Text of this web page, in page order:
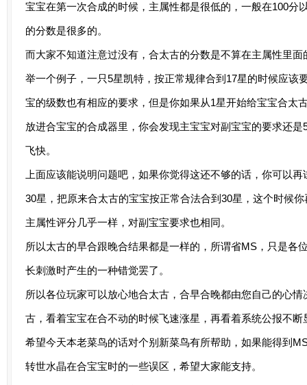
宝宝在第一次合成的时候，主属性都是很低的，一般在100分
的分数是很多的。
而大家不知道注意过没有，合太古的分数是不算在主属性里面
举一个例子，一只5星凯特，按正常规律合到17星的时候应该
宝的级数也有相应的要求，但是你如果从1星开始给宝宝合太
放进合宝宝的合成器里，你会发现主宝宝对副宝宝的要求还
飞快。
上面应该能说明问题吧，如果你觉得这还不够的话，你可以
30星，把原来合太古的宝宝按正常合法合到30星，这个时候
主属性评分几乎一样，对副宝宝要求也相同。
所以太古的早合跟晚合结果都是一样的，所谓省MS，只是各
长刺激时产生的一种错觉罢了。
所以各位玩家可以放心地合太古，合早合晚都由您自己的心
古，看着宝宝在合不动的时候飞速涨星，再看着系统公报不
希望今天本老菜鸟的话对个别新菜鸟有所帮助，如果能得到
转世水晶在合宝宝时的一些误区，希望大家能支持。